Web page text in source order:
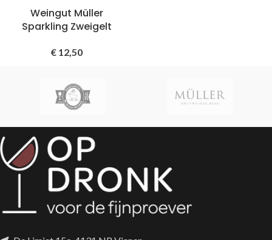
Weingut Müller
Sparkling Zweigelt
€12,50